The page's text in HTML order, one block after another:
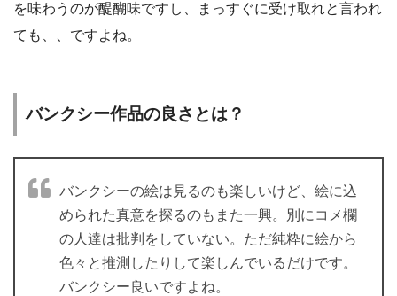
を味わうのが醍醐味ですし、まっすぐに受け取れと言われ
ても、、ですよね。
バンクシー作品の良さとは？
バンクシーの絵は見るのも楽しいけど、絵に込
められた真意を探るのもまた一興。別にコメ欄
の人達は批判をしていない。ただ純粋に絵から
色々と推測したりして楽しんでいるだけです。
バンクシー良いですよね。